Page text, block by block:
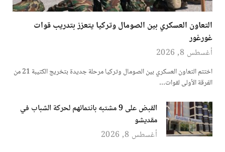
التعاون العسكري بين الصومال وتركيا يتعزز بتدريب قوات
غورغور
أغسطس 8, 2026
اختتم التعاون العسكري بين الصومال وتركيا مرحلة جديدة بتخريج الكتيبة 21 من
الفرقة الأولى لقوات…
القبض على 9 مشتبه بانتمائهم لحركة الشباب في
مقديشو
أغسطس 8, 2026